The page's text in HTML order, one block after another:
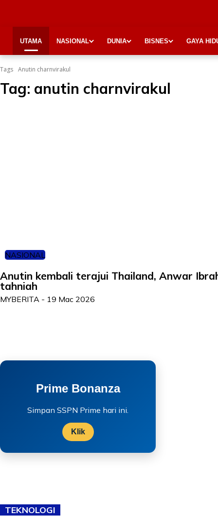
UTAMA NASIONAL DUNIA BISNES GAYA
Tags Anutin charnvirakul
Tag: anutin charnvirakul
NASIONAL
Anutin kembali terajui Thailand, Anwar
tahniah
MYBERITA - 19 Mac 2026
Prime Bonanza
Simpan SSPN Prime hari ini.
Klik
TEKNOLOGI